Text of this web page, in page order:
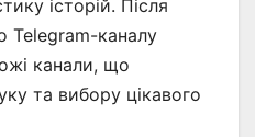
історій. Після
Telegram-каналу
канали, що
та вибору цікавого